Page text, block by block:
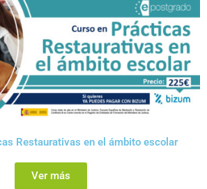
Restaurativas en el ámbito escolar
Ver más